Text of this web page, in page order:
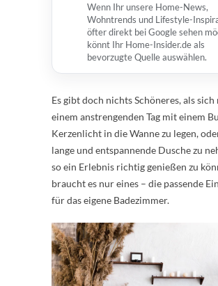
Wenn Ihr unsere Home-News,
Wohntrends und Lifestyle-
öfter direkt bei Google sehen
könnt Ihr Home-Insider.de als
bevorzugte Quelle auswählen.
Es gibt doch nichts Schöneres, als sich
einem anstrengenden Tag mit einem
Kerzenlicht in die Wanne zu legen,
lange und entspannende Dusche zu
so ein Erlebnis richtig genießen zu
braucht es nur eines – die passende
für das eigene Badezimmer.